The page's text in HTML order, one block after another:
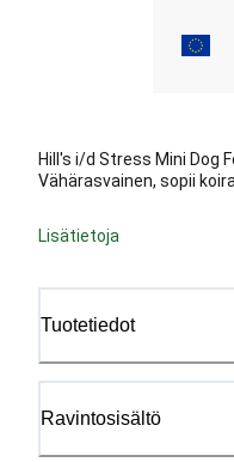
Hill's i/d Stress Mini Dog
Vähärasvainen, sopii
Lisätietoja
Tuotetiedot
Ravintosisältö